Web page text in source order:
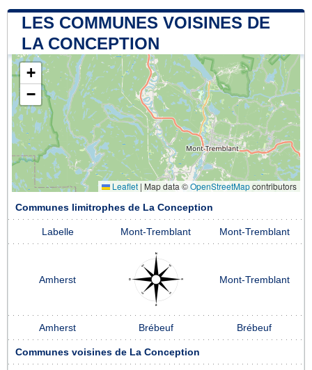
LES COMMUNES VOISINES DE
LA CONCEPTION
+
−
Leaflet | Map data ©OpenStreetMapcontributors
Communes limitrophes de La Conception
Labelle Mont-Tremblant Mont-Tremblant
Amherst Mont-Tremblant
Amherst Brébeuf Brébeuf
Communes voisines de La Conception